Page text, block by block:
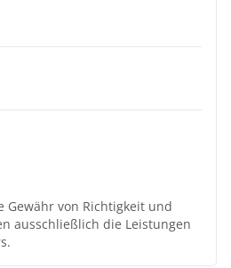
Gewähr von Richtigkeit und
ausschließlich die Leistungen